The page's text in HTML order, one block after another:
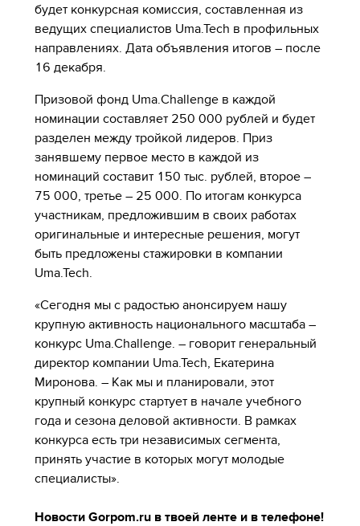
будет конкурсная комиссия, составленная из
ведущих специалистов Uma.Tech в профильных
направлениях. Дата объявления итогов – после
16 декабря.
Призовой фонд Uma.Challenge в каждой
номинации составляет 250 000 рублей и будет
разделен между тройкой лидеров. Приз
занявшему первое место в каждой из
номинаций составит 150 тыс. рублей, второе –
75 000, третье – 25 000. По итогам конкурса
участникам, предложившим в своих работах
оригинальные и интересные решения, могут
быть предложены стажировки в компании
Uma.Tech.
«Сегодня мы с радостью анонсируем нашу
крупную активность национального масштаба –
конкурс Uma.Challenge. – говорит генеральный
директор компании Uma.Tech, Екатерина
Миронова. – Как мы и планировали, этот
крупный конкурс стартует в начале учебного
года и сезона деловой активности. В рамках
конкурса есть три независимых сегмента,
принять участие в которых могут молодые
специалисты».
Новости Gorpom.ru в твоей ленте и в телефоне!